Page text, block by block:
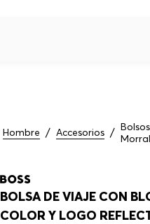
Hombre Accesorios
BOLSA DE VIAJE CON
COLOR Y LOGO